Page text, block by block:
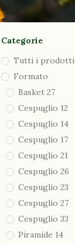
Categorie
Tutti i prodotti
Formato
Basket 27
Cespuglio 12
Cespuglio 14
Cespuglio 17
Cespuglio 21
Cespuglio 26
Cespuglio 23
Cespuglio 27
Cespuglio 33
Piramide 14